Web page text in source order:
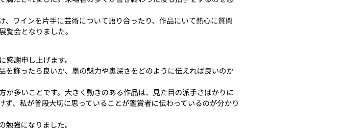
ワインを片手に芸術について語り合ったり、作品にいて熱心に質問
会となりました。
謝申し上げます。
飾ったら良いか、墨の魅力や奥深さをどのように伝えれば良いのか
多いことです。大きく動きのある作品は、見た目の派手さばかりに
、私が普段大切に思っていることが鑑賞者に伝わっているのが分かり
強になりました。